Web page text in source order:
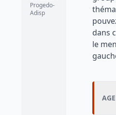
Progedo-
Adisp
dans
le
AGE